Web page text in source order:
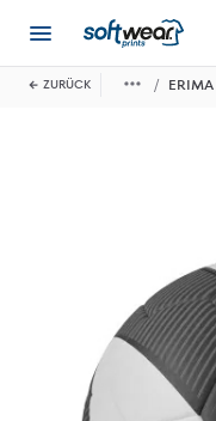
ZURÜCK